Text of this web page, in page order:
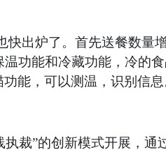
出炉了。首先送餐数量
功能和冷藏功能，冷的
能，可以测温，识别信息
裁”的创新模式开展，